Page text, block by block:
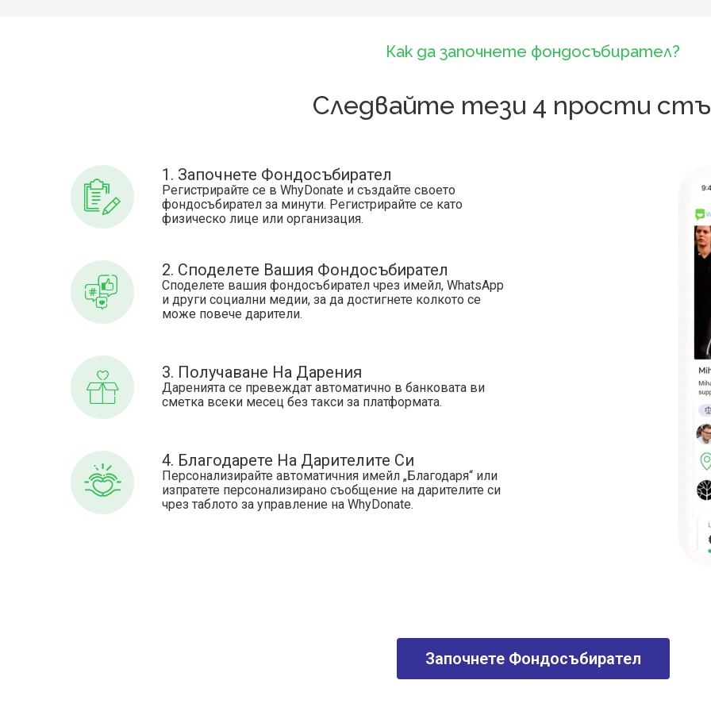
Как да започнете фондосъбирател?
Следвайте тези 4 прости
1. Започнете Фондосъбирател
Регистрирайте се в WhyDonate и създайте своето
фондосъбирател за минути. Регистрирайте се като
физическо лице или организация.
2. Споделете Вашия Фондосъбирател
Споделете вашия фондосъбирател чрез имейл, WhatsApp
и други социални медии, за да достигнете колкото се
може повече дарители.
3. Получаване На Дарения
Даренията се превеждат автоматично в банковата ви
сметка всеки месец без такси за платформата.
4. Благодарете На Дарителите Си
Персонализирайте автоматичния имейл „Благодаря“ или
изпратете персонализирано съобщение на дарителите си
чрез таблото за управление на WhyDonate.
Започнете Фондосъбирател